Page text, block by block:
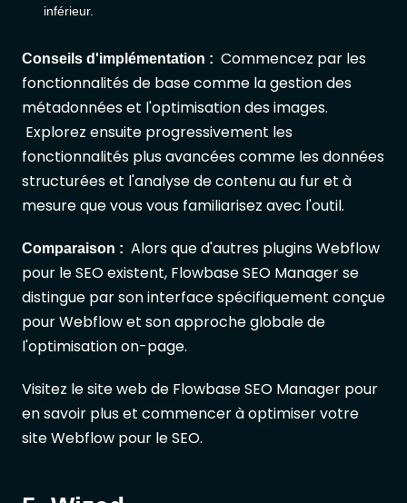
inférieur.
Conseils d'implémentation : Commencez par les
fonctionnalités de base comme la gestion des
métadonnées et l'optimisation des images.
Explorez ensuite progressivement les
fonctionnalités plus avancées comme les données
structurées et l'analyse de contenu au fur et à
mesure que vous vous familiarisez avec l'outil.
Comparaison : Alors que d'autres plugins Webflow
pour le SEO existent, Flowbase SEO Manager se
distingue par son interface spécifiquement conçue
pour Webflow et son approche globale de
l'optimisation on-page.
Visitez le site web de Flowbase SEO Manager pour
en savoir plus et commencer à optimiser votre
site Webflow pour le SEO.